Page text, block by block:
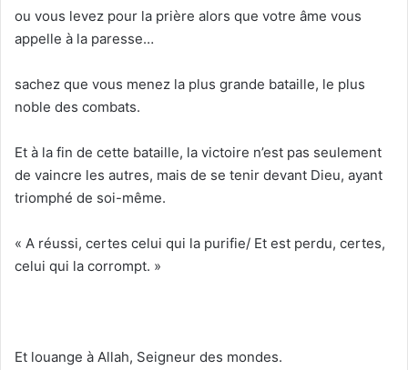
ou vous levez pour la prière alors que votre âme vous
appelle à la paresse…
sachez que vous menez la plus grande bataille, le plus
noble des combats.
Et à la fin de cette bataille, la victoire n’est pas seulement
de vaincre les autres, mais de se tenir devant Dieu, ayant
triomphé de soi-même.
« A réussi, certes celui qui la purifie/ Et est perdu, certes,
celui qui la corrompt. »
Et louange à Allah, Seigneur des mondes.